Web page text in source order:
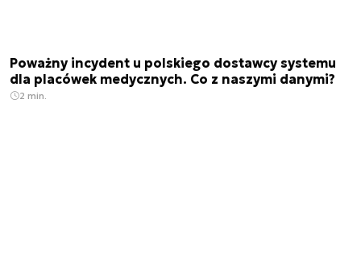
Poważny incydent u polskiego dostawcy systemu
dla placówek medycznych. Co z naszymi danymi?
2 min.